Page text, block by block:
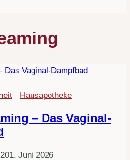
· Hausapotheke
– Das Vaginal-
1. Juni 2026